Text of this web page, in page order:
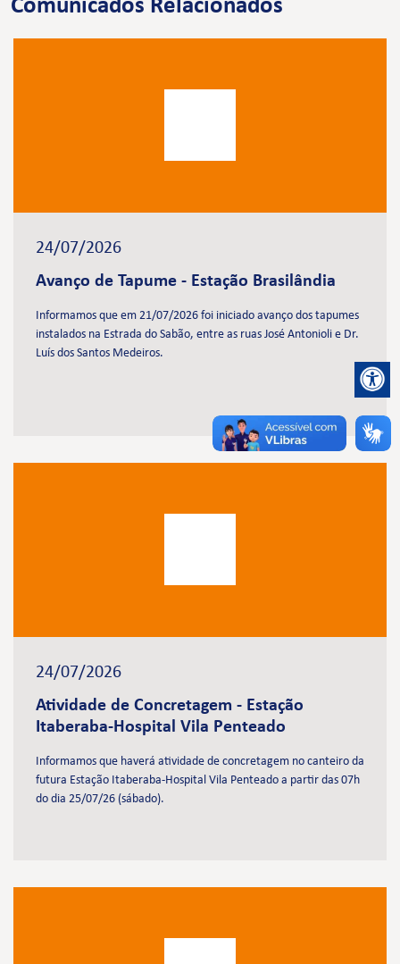
Comunicados Relacionados
24/07/2026
Avanço de Tapume - Estação Brasilândia
Informamos que em 21/07/2026 foi iniciado avanço dos tapumes
instalados na Estrada do Sabão, entre as ruas José Antonioli e Dr.
Luís dos Santos Medeiros.
24/07/2026
Atividade de Concretagem - Estação
Itaberaba-Hospital Vila Penteado
Informamos que haverá atividade de concretagem no canteiro da
futura Estação Itaberaba-Hospital Vila Penteado a partir das 07h
do dia 25/07/26 (sábado).